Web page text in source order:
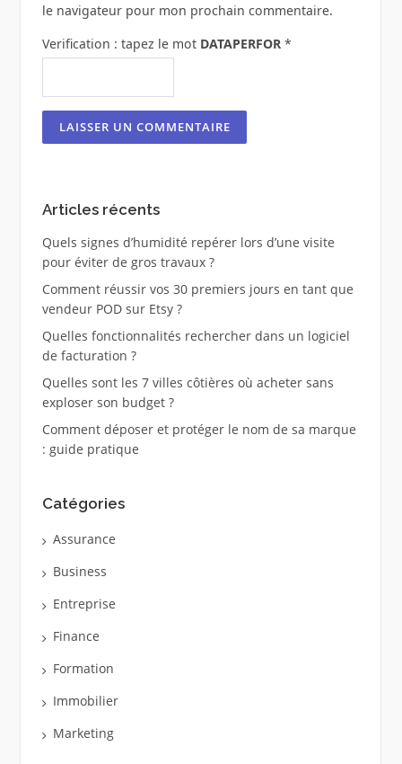
le navigateur pour mon prochain commentaire.
Verification : tapez le mot DATAPERFOR *
Articles récents
Quels signes d’humidité repérer lors d’une visite
pour éviter de gros travaux ?
Comment réussir vos 30 premiers jours en tant que
vendeur POD sur Etsy ?
Quelles fonctionnalités rechercher dans un logiciel
de facturation ?
Quelles sont les 7 villes côtières où acheter sans
exploser son budget ?
Comment déposer et protéger le nom de sa marque
: guide pratique
Catégories
Assurance
Business
Entreprise
Finance
Formation
Immobilier
Marketing